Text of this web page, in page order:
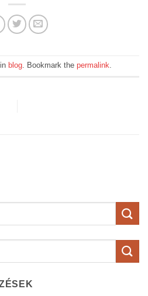
blog. Bookmark the permalink.